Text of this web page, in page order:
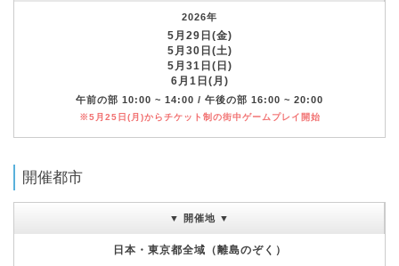
2026年
5月29日(金)
5月30日(土)
5月31日(日)
6月1日(月)
午前の部 10:00 ~ 14:00 / 午後の部 16:00 ~ 20:00
※5月25日(月)からチケット制の街中ゲームプレイ開始
開催都市
▼ 開催地 ▼
日本・東京都全域（離島のぞく）